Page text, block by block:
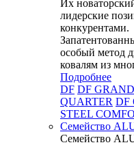
Их
лидерские
конкурентами.
особый метод
ковалям из
Подробнее
DF DF
QUARTER DF
STEEL
Семейство
Семейство